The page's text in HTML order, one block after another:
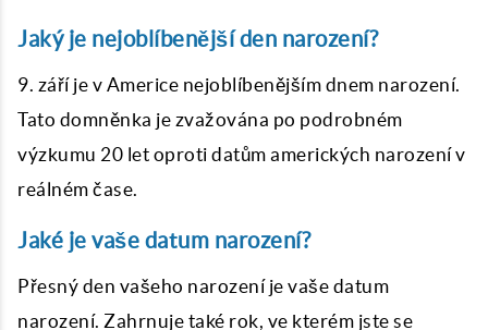
Jaký je nejoblíbenější den narození?
9. září je v Americe nejoblíbenějším dnem narození.
Tato domněnka je zvažována po podrobném
výzkumu 20 let oproti datům amerických narození v
reálném čase.
Jaké je vaše datum narození?
Přesný den vašeho narození je vaše datum
narození. Zahrnuje také rok, ve kterém jste se